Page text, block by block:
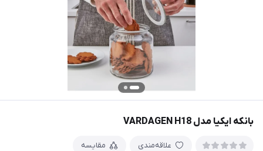
بانکه ایکیا مدل VARDAGEN H18
علاقه‌مندی مقایسه